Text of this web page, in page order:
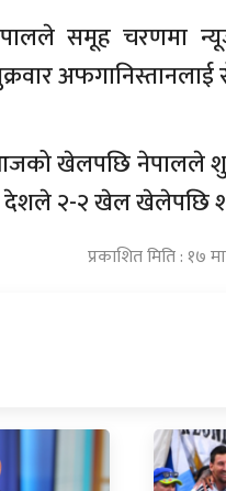
समूह चरणमा
खेलपछि नेपालले
देशले २-२ खेल खेलेपछि
प्रकाशित मिति : १७